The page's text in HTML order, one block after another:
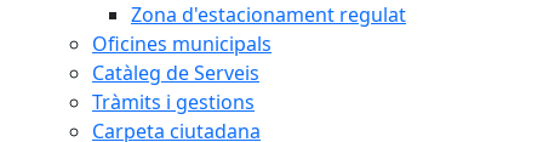
Zona d'estacionament regulat
Oficines municipals
Catàleg de Serveis
Tràmits i gestions
Carpeta ciutadana